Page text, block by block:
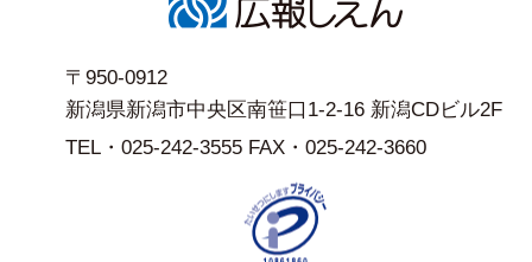
〒950-0912
新潟県新潟市中央区南笹口1-2-16 新潟CDビル2F
TEL・025-242-3555 FAX・025-242-3660